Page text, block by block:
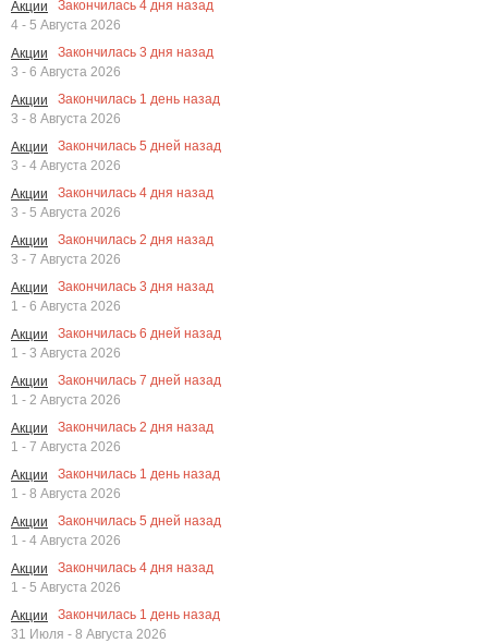
Акции Закончилась 4 дня назад
4 - 5 Августа 2026
Акции
Закончилась 3 дня назад
3 - 6 Августа 2026
Акции
Закончилась 1 день назад
3 - 8 Августа 2026
Акции
Закончилась 5 дней назад
3 - 4 Августа 2026
Акции
Закончилась 4 дня назад
3 - 5 Августа 2026
Акции
Закончилась 2 дня назад
3 - 7 Августа 2026
Акции
Закончилась 3 дня назад
1 - 6 Августа 2026
Акции
Закончилась 6 дней назад
1 - 3 Августа 2026
Акции
Закончилась 7 дней назад
1 - 2 Августа 2026
Акции
Закончилась 2 дня назад
1 - 7 Августа 2026
Акции
Закончилась 1 день назад
1 - 8 Августа 2026
Акции
Закончилась 5 дней назад
1 - 4 Августа 2026
Акции
Закончилась 4 дня назад
1 - 5 Августа 2026
Акции
Закончилась 1 день назад
31 Июля - 8 Августа 2026